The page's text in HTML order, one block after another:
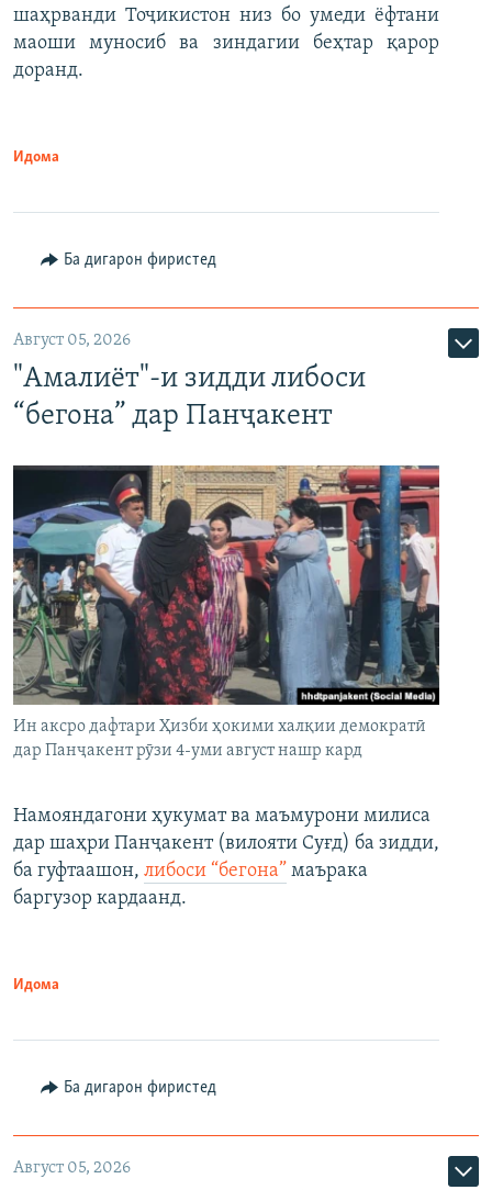
шаҳрванди Тоҷикистон низ бо умеди ёфтани
маоши муносиб ва зиндагии беҳтар қарор
доранд.
Идома
Ба дигарон фиристед
Август 05, 2026
"Амалиёт"-и зидди либоси
“бегона” дар Панҷакент
Ин аксро дафтари Ҳизби ҳокими халқии демократӣ
дар Панҷакент рӯзи 4-уми август нашр кард
Намояндагони ҳукумат ва маъмурони милиса
дар шаҳри Панҷакент (вилояти Суғд) ба зидди,
ба гуфтаашон, либоси “бегона” маърака
баргузор кардаанд.
Идома
Ба дигарон фиристед
Август 05, 2026